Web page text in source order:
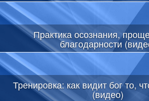
Практика осознания,
благодарности
Тренировка: как видит бог то,
(видео)